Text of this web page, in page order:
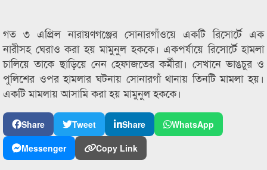
গত ৩ এপ্রিল নারায়ণগঞ্জের সোনারগাঁওয়ে একটি রিসোর্টে এক
নারীসহ ঘেরাও করা হয় মামুনুল হককে। একপর্যায়ে রিসোর্টে হামলা
চালিয়ে তাকে ছাড়িয়ে নেন হেফাজতের কর্মীরা। সেখানে ভাঙচুর ও
পুলিশের ওপর হামলার ঘটনায় সোনারগাঁ থানায় তিনটি মামলা হয়।
একটি মামলায় আসামি করা হয় মামুনুল হককে।
Share Tweet Share
WhatsApp
Messenger
Copy Link